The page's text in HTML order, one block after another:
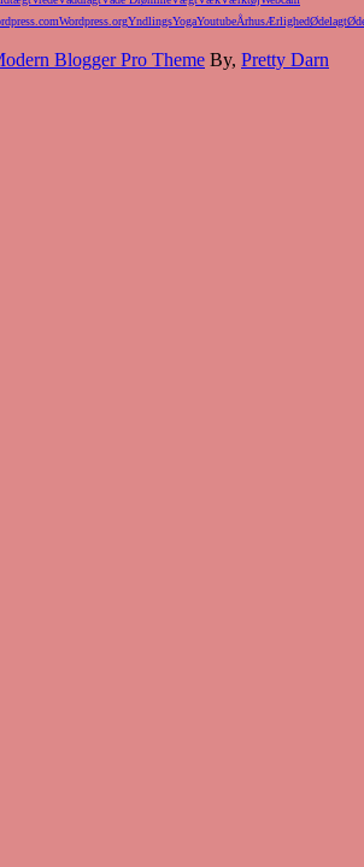
Wordpress.orgYndlingsYogaYoutubeÅrhusÆrlighedØdelagt
Blogger Pro Theme By, Pretty Darn